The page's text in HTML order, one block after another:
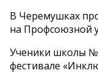
В Черемушках
на Профсоюзной
Ученики школы
фестивале